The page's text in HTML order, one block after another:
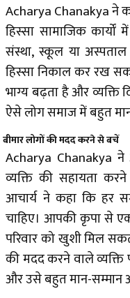
Acharya Chanakya ने
हिस्सा सामाजिक
संस्था, स्कूल या
हिस्सा निकाल कर रख
भाग्य बढ़ता है और व्यक्ति
ऐसे लोग समाज में बहुत मान-
बीमार लोगों की मदद करने से बचें
Acharya Chanakya ने
व्यक्ति की सहायता
आचार्य ने कहा कि हर
चाहिए। आपकी कृपा से
परिवार को खुशी मिल
की मदद करने वाले व्यक्ति
और उसे बहुत मान-सम्मान